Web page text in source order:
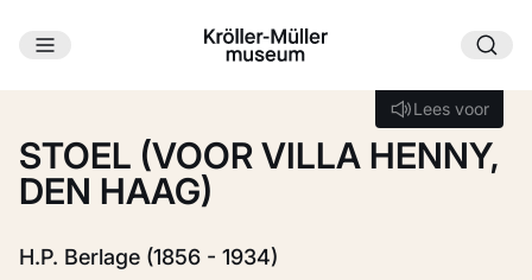
Ga naar hoofdinhoud
Lees voor
Lees voor
STOEL (VOOR VILLA HENNY,
DEN HAAG)
H.P. Berlage (1856 - 1934)